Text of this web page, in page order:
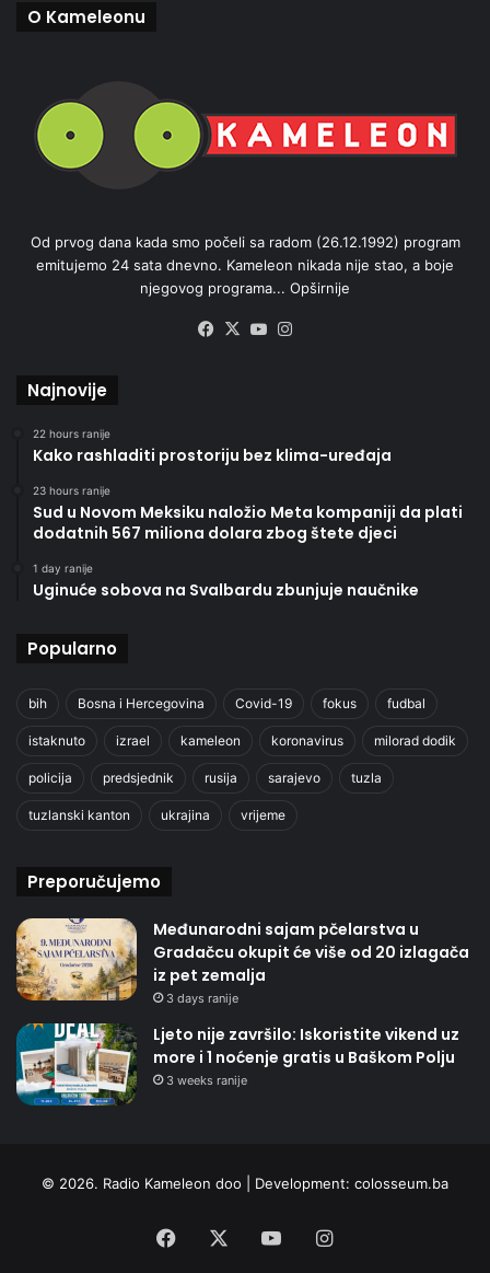
O Kameleonu
Od prvog dana kada smo počeli sa radom (26.12.1992) program
emitujemo 24 sata dnevno. Kameleon nikada nije stao, a boje
njegovog programa... Opširnije
Facebook
X YouTube
Najnovije
22 hours ranije
Kako rashladiti prostoriju bez klima-uređaja
23 hours ranije
Sud u Novom Meksiku naložio Meta kompaniji da plati
dodatnih 567 miliona dolara zbog štete djeci
1 day ranije
Uginuće sobova na Svalbardu zbunjuje naučnike
Popularno
bih Bosna i Hercegovina Covid-19 fokus fudbal
istaknuto izrael kameleon koronavirus milorad dodik
policija predsjednik rusija sarajevo tuzla
tuzlanski kanton ukrajina vrijeme
Preporučujemo
Međunarodni sajam pčelarstva u
Gradačcu okupit će više od 20 izlagača
iz pet zemalja
3 days ranije
Ljeto nije završilo: Iskoristite vikend uz
more i 1 noćenje gratis u Baškom Polju
3 weeks ranije
© 2026. Radio Kameleon doo | Development: colosseum.ba
Facebook YouTubeInstagram